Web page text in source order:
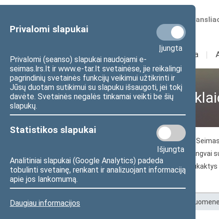
Privalomi slapukai
Įjungta
Privalomi (seanso) slapukai naudojami e-
seimas.lrs.lt ir www.e-tar.lt svetainėse, jie reikalingi
pagrindinių svetainės funkcijų veikimui užtikrinti ir
Jūsų duotam sutikimui su slapuku išsaugoti, jei tokį
davėte. Svetainės negalės tinkamai veikti be šių
slapukų.
Statistikos slapukai
Išjungta
Analitiniai slapukai (Google Analytics) padeda
tobulinti svetainę, renkant ir analizuojant informaciją
apie jos lankomumą.
Daugiau informacijos
Numatomos
Sudėtis Veikla I
Visuomenei ir
Atviras Seimas
Informacija lengvai
Seimo paskelbti atmintini metai ir kitos sukaktys
Seimo paskelbti atmintini metai
Pradžia